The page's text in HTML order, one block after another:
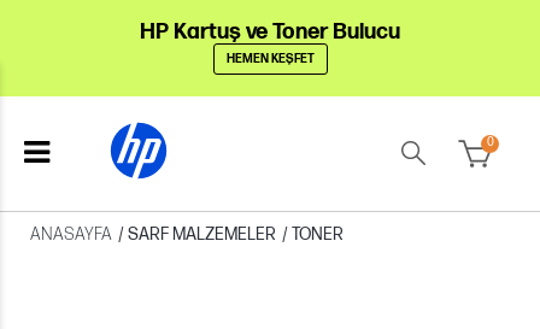
HP Kartuş ve Toner Bulucu
HEMEN KEŞFET
0
ANASAYFA /SARF MALZEMELER /TONER